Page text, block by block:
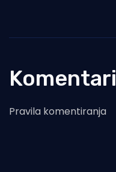
Komentari
Pravila komentiranja